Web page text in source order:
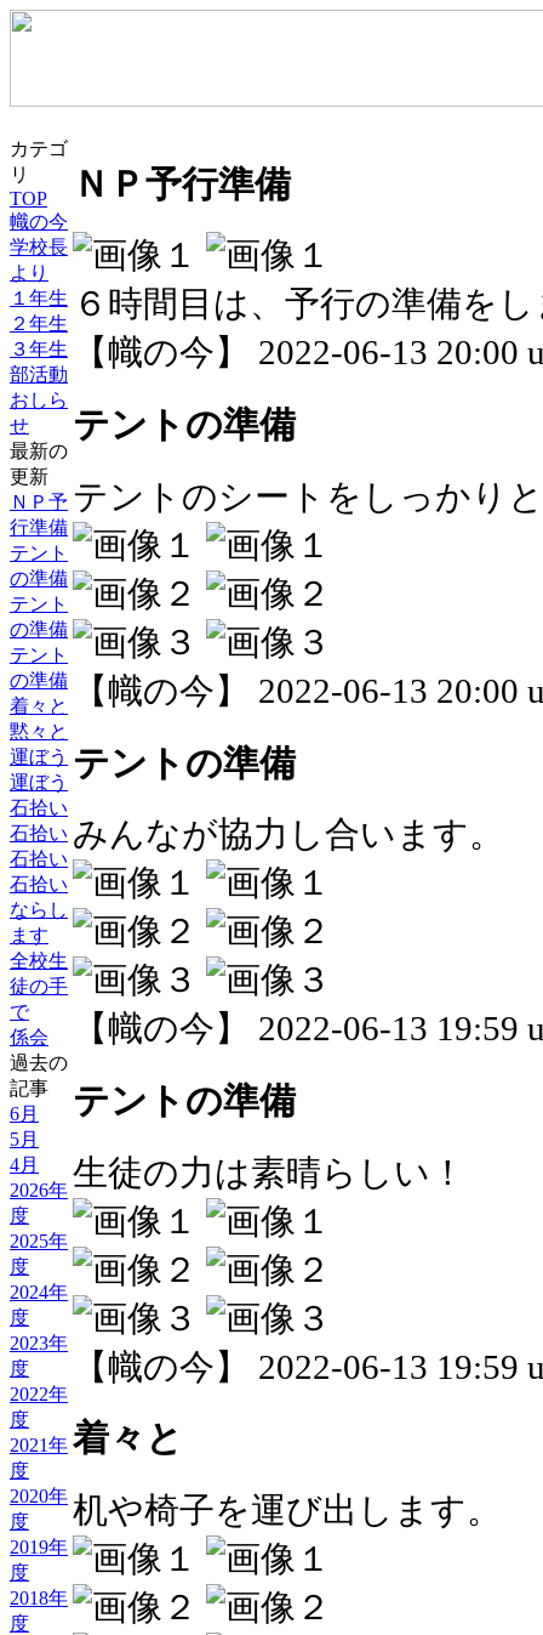
カテゴ
リ
TOP
幟の今
学校長
より
１年生
２年生
３年生
部活動
おしら
せ
最新の
更新
ＮＰ予
行準備
テント
の準備
テント
の準備
テント
の準備
着々と
黙々と
運ぼう
運ぼう
石拾い
石拾い
石拾い
石拾い
ならし
ます
全校生
徒の手
で
係会
過去の
記事
6月
5月
4月
2026年
度
2025年
度
2024年
度
2023年
度
2022年
度
2021年
度
2020年
度
2019年
度
2018年
度
ＮＰ予行準備
６時間目は、予行の準備を
【幟の今】 2022-06-13 20:00
テントの準備
テントのシートをしっかり
【幟の今】 2022-06-13 20:00
テントの準備
みんなが協力し合います。
【幟の今】 2022-06-13 19:59
テントの準備
生徒の力は素晴らしい！
【幟の今】 2022-06-13 19:59
着々と
机や椅子を運び出します。